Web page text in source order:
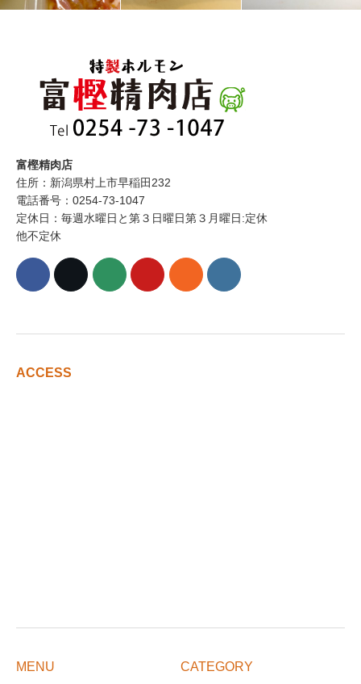
富樫精肉店
住所：新潟県村上市早稲田232
電話番号：0254-73-1047
定休日：毎週水曜日と第３日曜日第３月曜日:定休
他不定休
ACCESS
MENU CATEGORY